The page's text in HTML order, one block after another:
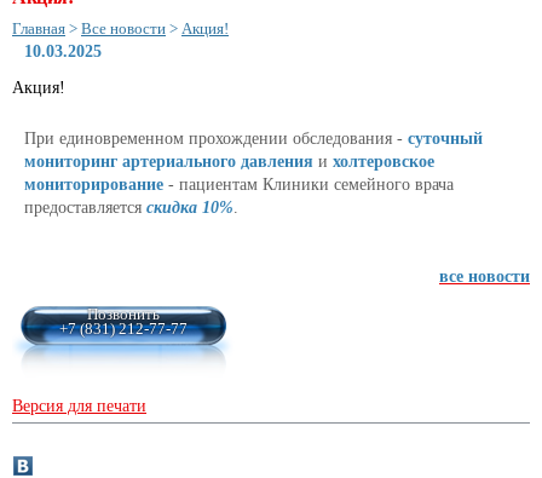
Главная > Все новости > Акция!
10.03.2025
Акция!
При единовременном прохождении обследования - суточный
мониторинг артериального давления и холтеровское
мониторирование - пациентам Клиники семейного врача
предоставляется скидка 10%.
все новости
Позвонить
+7 (831) 212-77-77
Версия для печати